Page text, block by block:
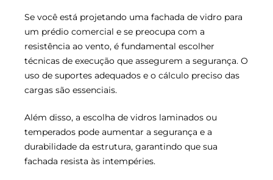
Se você está projetando uma fachada de vidro para
um prédio comercial e se preocupa com a
resistência ao vento, é fundamental escolher
técnicas de execução que assegurem a segurança. O
uso de suportes adequados e o cálculo preciso das
cargas são essenciais.
Além disso, a escolha de vidros laminados ou
temperados pode aumentar a segurança e a
durabilidade da estrutura, garantindo que sua
fachada resista às intempéries.